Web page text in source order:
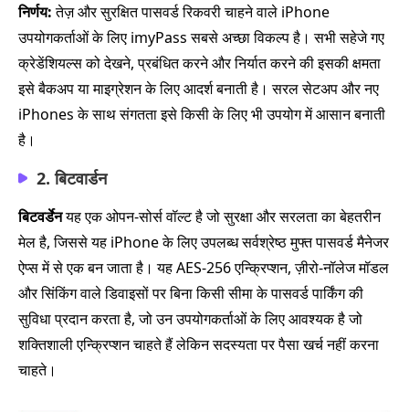
निर्णय:तेज़ और सुरक्षित पासवर्ड रिकवरी चाहने वाले iPhone
उपयोगकर्ताओं के लिए imyPass सबसे अच्छा विकल्प है। सभी सहेजे गए
क्रेडेंशियल्स को देखने, प्रबंधित करने और निर्यात करने की इसकी क्षमता
इसे बैकअप या माइग्रेशन के लिए आदर्श बनाती है। सरल सेटअप और नए
iPhones के साथ संगतता इसे किसी के लिए भी उपयोग में आसान बनाती
है।
2. बिटवार्डन
बिटवर्डेनयह एक ओपन-सोर्स वॉल्ट है जो सुरक्षा और सरलता का बेहतरीन
मेल है, जिससे यह iPhone के लिए उपलब्ध सर्वश्रेष्ठ मुफ्त पासवर्ड मैनेजर
ऐप्स में से एक बन जाता है। यह AES-256 एन्क्रिप्शन, ज़ीरो-नॉलेज मॉडल
और सिंकिंग वाले डिवाइसों पर बिना किसी सीमा के पासवर्ड पार्किंग की
सुविधा प्रदान करता है, जो उन उपयोगकर्ताओं के लिए आवश्यक है जो
शक्तिशाली एन्क्रिप्शन चाहते हैं लेकिन सदस्यता पर पैसा खर्च नहीं करना
चाहते।